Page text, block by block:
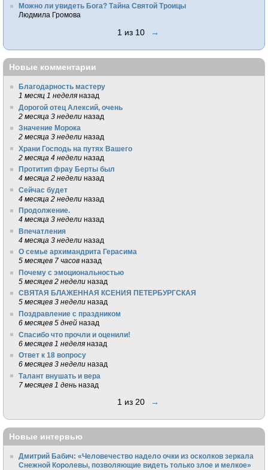
Можно ли увидеть Бога? Тайна Святой Троицы
Людмила Громова
1 из 10 →
Новые комментарии
Благодарность мастеру
1 месяц 1 неделя назад
Дорогой отец Алексий, очень
2 месяца 3 недели назад
Значение Морока
2 месяца 3 недели назад
Храни Господь на путях Вашего
2 месяца 4 недели назад
Протитип фрау Берты был
4 месяца 2 недели назад
Сейчас будет
4 месяца 2 недели назад
Продолжение.
4 месяца 3 недели назад
Впечатления
4 месяца 3 недели назад
О семье архимандрита Герасима
5 месяцев 7 часов назад
Почему с эмоциональностью
5 месяцев 2 недели назад
СВЯТАЯ БЛАЖЕННАЯ КСЕНИЯ ПЕТЕРБУРГСКАЯ
5 месяцев 3 недели назад
Поздравление с праздником
6 месяцев 5 дней назад
Спасибо что прочли и оценили!
6 месяцев 1 неделя назад
Ответ к 18 вопросу
6 месяцев 3 недели назад
Талант внушать и вера
7 месяцев 1 день назад
1 из 20 →
Новые интервью
Дмитрий Бабич: «Человечество надело очки из осколков зеркала
Снежной Королевы, позволяющие видеть только злое и мелкое»